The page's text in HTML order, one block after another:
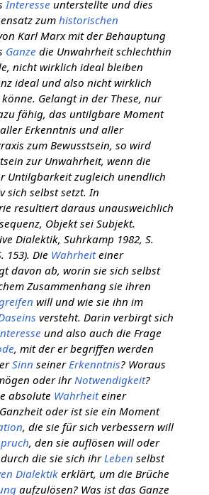
Interesse unterstellte und dies
zum historischen
Karl Marx mit der Behauptung
Ganze die Unwahrheit schlechthin
nicht wirklich ideal bleiben
ideal und also nicht wirklich
Gelangt in der These, nur
fähig, das untilgbare Moment
Erkenntnis und aller
zum Bewusstsein, so wird
zur Unwahrheit, wenn die
Untilgbarkeit zugleich unendlich
sich selbst setzt. In
resultiert daraus unausweichlich
Objekt sei Subjekt.
Dialektik, Suhrkamp 1982, S.
153). Die Wahrheiteiner
davon ab, worin sie sich selbst
Zusammenhang sie ihren
will und wie sie ihn im
versteht. Darin verbirgt sich
und also auch die Frage
, mit der er begriffen werden
Sinn seiner Erkenntnis? Woraus
oder ihr Notwendigkeit?
absolute Wahrheiteiner
oder ist sie ein Moment
, die sie für sich verbessern will
, den sie auflösen will oder
die sie sich ihr Leben selbst
Dialektikerklärt, um die Brüche
aufzulösen? Was ist das Ganze